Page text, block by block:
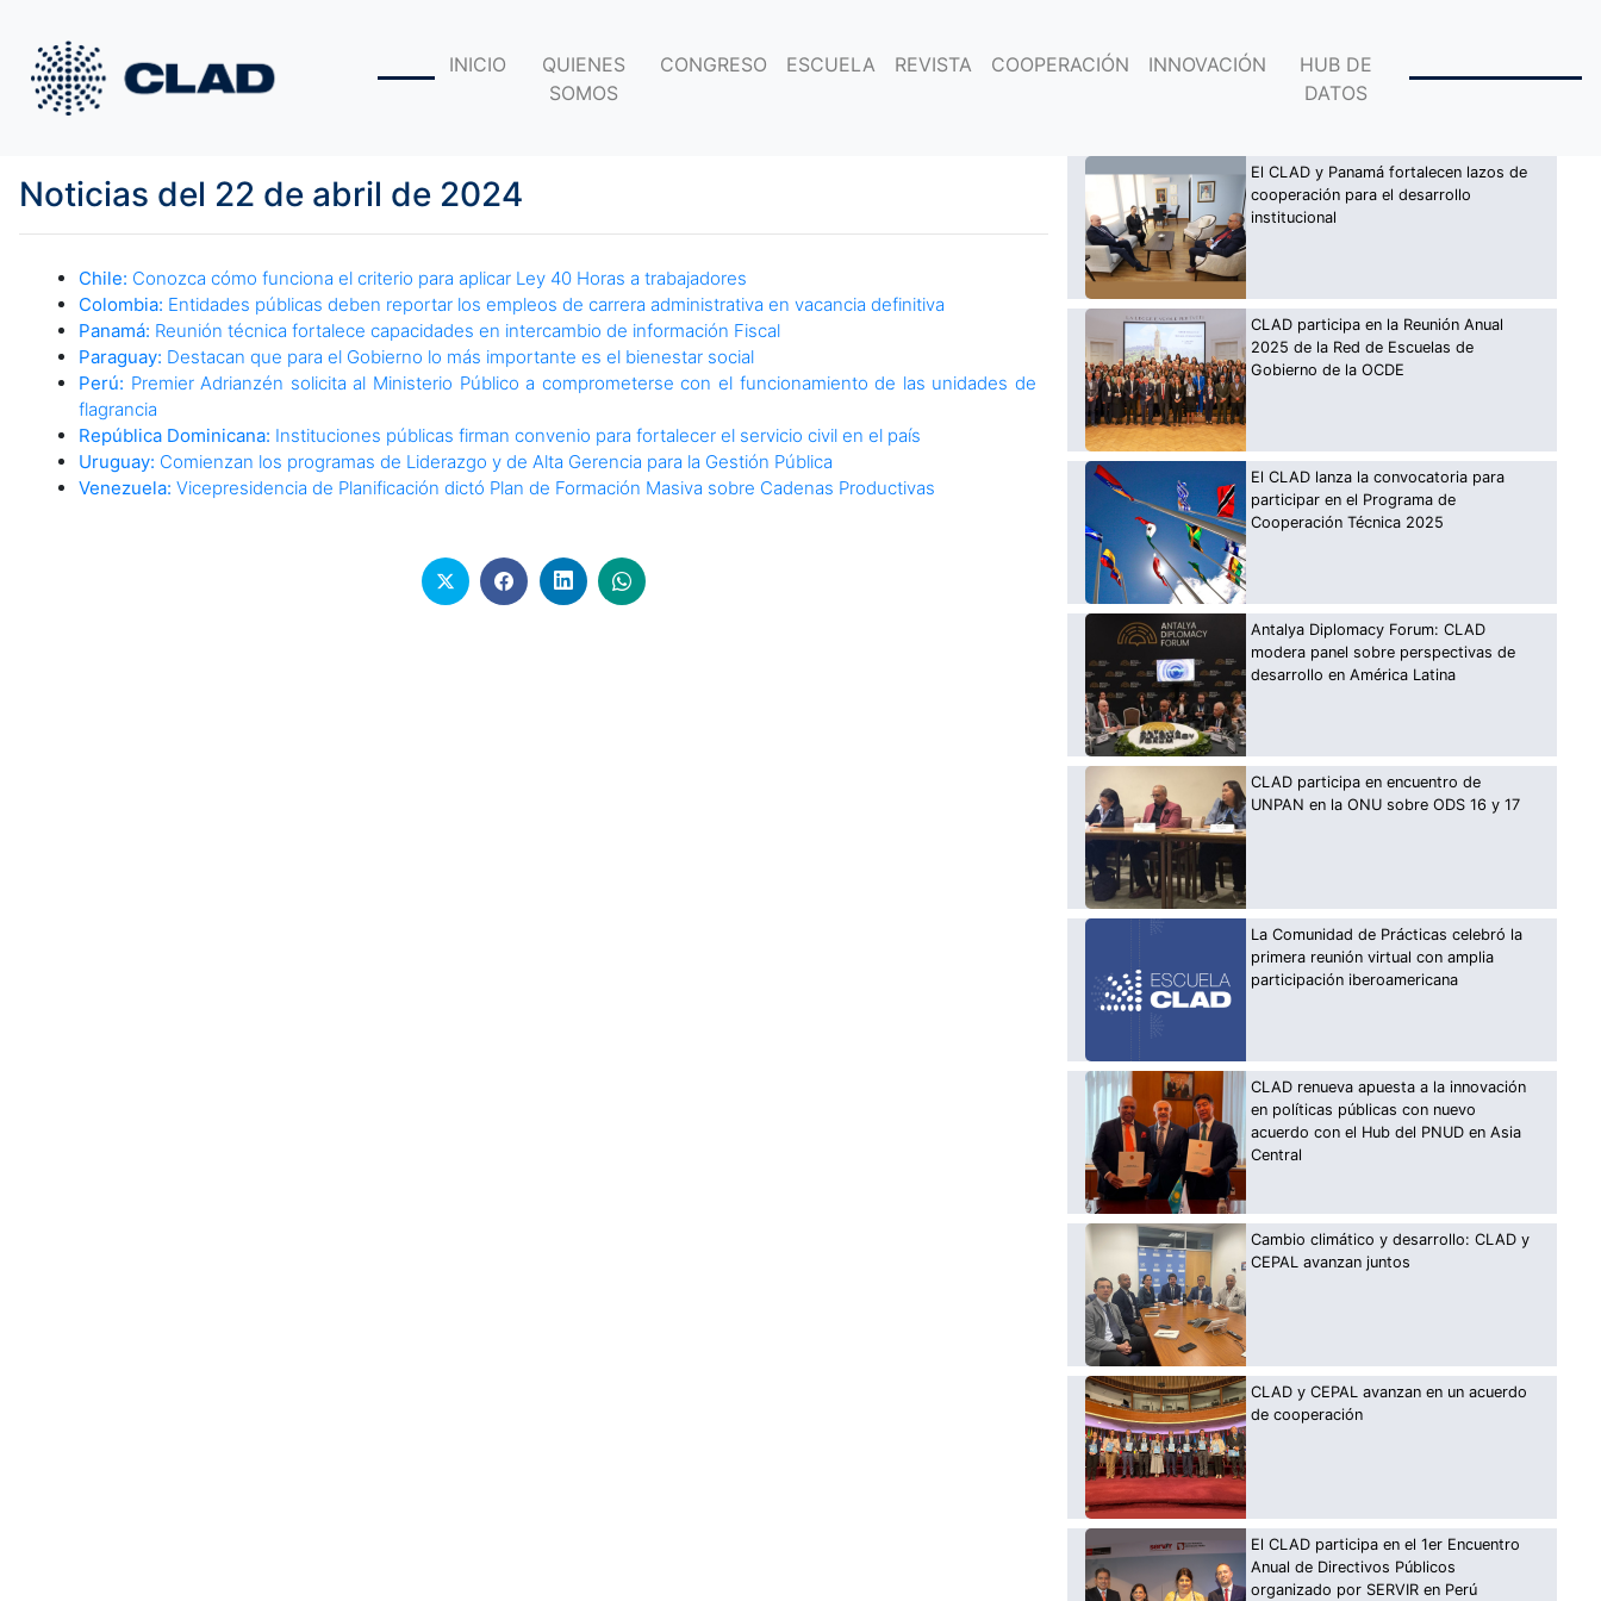
INICIO
QUIENES
SOMOS
CONGRESO ESCUELA REVISTA COOPERACIÓN INNOVACIÓN
HUB DE
DATOS
Noticias del 22 de abril de 2024
Chile: Conozca cómo funciona el criterio para aplicar Ley 40 Horas a trabajadores
Colombia: Entidades públicas deben reportar los empleos de carrera administrativa en vacancia definitiva
Panamá: Reunión técnica fortalece capacidades en intercambio de información Fiscal
Paraguay: Destacan que para el Gobierno lo más importante es el bienestar social
Perú: Premier Adrianzén solicita al Ministerio Público a comprometerse con el funcionamiento de las unidades de
flagrancia
República Dominicana: Instituciones públicas firman convenio para fortalecer el servicio civil en el país
Uruguay: Comienzan los programas de Liderazgo y de Alta Gerencia para la Gestión Pública
Venezuela: Vicepresidencia de Planificación dictó Plan de Formación Masiva sobre Cadenas Productivas
El CLAD y Panamá fortalecen lazos de
cooperación para el desarrollo
institucional
CLAD participa en la Reunión Anual
2025 de la Red de Escuelas de
Gobierno de la OCDE
El CLAD lanza la convocatoria para
participar en el Programa de
Cooperación Técnica 2025
Antalya Diplomacy Forum: CLAD
modera panel sobre perspectivas de
desarrollo en América Latina
CLAD participa en encuentro de
UNPAN en la ONU sobre ODS 16 y 17
La Comunidad de Prácticas celebró la
primera reunión virtual con amplia
participación iberoamericana
CLAD renueva apuesta a la innovación
en políticas públicas con nuevo
acuerdo con el Hub del PNUD en Asia
Central
Cambio climático y desarrollo: CLAD y
CEPAL avanzan juntos
CLAD y CEPAL avanzan en un acuerdo
de cooperación
El CLAD participa en el 1er Encuentro
Anual de Directivos Públicos
organizado por SERVIR en Perú